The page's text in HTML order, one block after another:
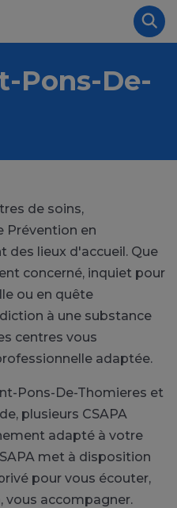
Pons-De-
de soins,
Prévention en
des lieux d'accueil. Que
concerné, inquiet pour
ou en quête
à une substance
centres vous
adaptée.
Pons-De-Thomieres et
plusieurs CSAPA
adapté à votre
met à disposition
pour vous écouter,
vous accompagner.